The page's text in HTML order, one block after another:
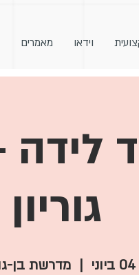
וידאו מאמרים
גוריון
מדרשת בן-